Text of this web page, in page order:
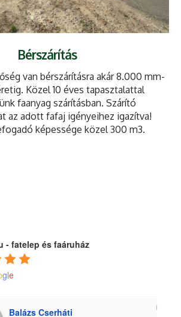
Bérszárítás
van bérszárításra akár 8.000 mm-
Közel 10 éves tapasztalattal
faanyag szárításban. Szárító
az adott fafaj igényeihez igazítva!
képessége közel 300 m3.
- fatelep és faáruház
gle
Cserháti